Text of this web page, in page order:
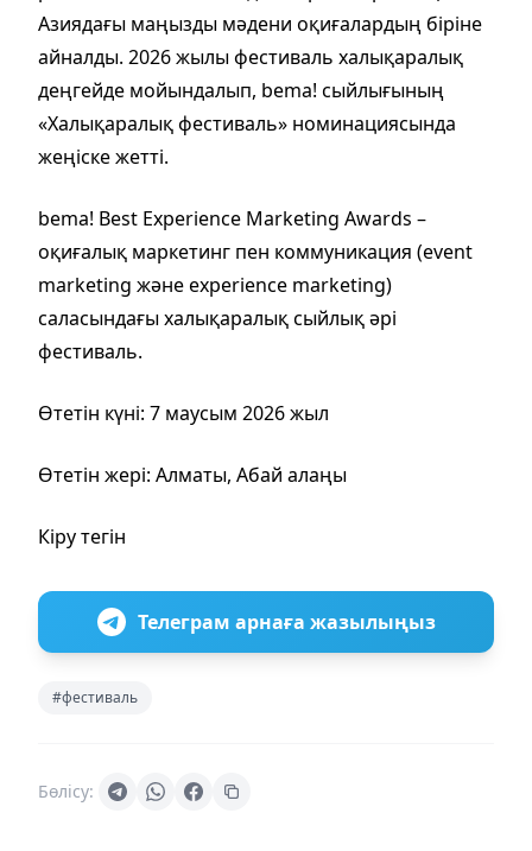
Азиядағы маңызды мәдени оқиғалардың біріне
айналды. 2026 жылы фестиваль халықаралық
деңгейде мойындалып, bema! сыйлығының
«Халықаралық фестиваль» номинациясында
жеңіске жетті.
bema! Best Experience Marketing Awards –
оқиғалық маркетинг пен коммуникация (event
marketing және experience marketing)
саласындағы халықаралық сыйлық әрі
фестиваль.
Өтетін күні: 7 маусым 2026 жыл
Өтетін жері: Алматы, Абай алаңы
Кіру тегін
Телеграм арнаға жазылыңыз
#фестиваль
Бөлісу: